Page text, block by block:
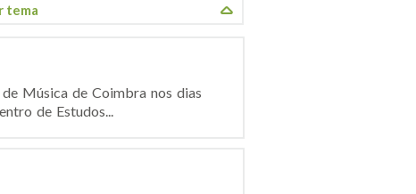
Música de Coimbra nos dias
de Estudos...